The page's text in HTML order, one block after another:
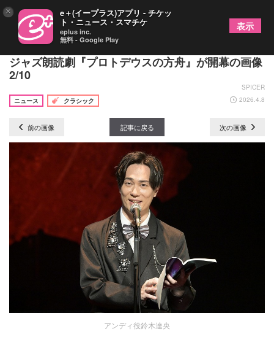
朗読劇と生演奏ジャズのセッション 新感覚 ＳＦ
ジャズ朗読劇『プロトデウスの方舟』が開幕の画像
2/10
SPICER
ニュース
クラシック 2026.4.8
前の画像 記事に戻る 次の画像
アンディ役鈴木達央
× e＋(イープラス)アプリ - チケッ
ト・ニュース・スマチケ
eplus inc.
無料 - Google Play
表示